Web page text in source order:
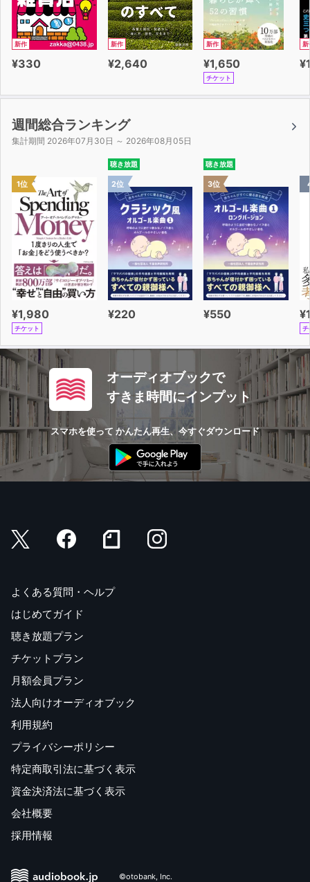
新作
¥330
新作
¥2,640
新作
¥1,650
チケット
新
週間総合ランキング
集計期間 2026年07月30日 ～ 2026年08月05日
1位
¥1,980
チケット
聴き放題
2位
¥220
聴き放題
3位
¥550
チ
オーディオブックで
すきま時間にインプット
スマホを使って かんたん再生、今すぐダウンロード
よくある質問・ヘルプ
はじめてガイド
聴き放題プラン
チケットプラン
月額会員プラン
法人向けオーディオブック
利用規約
プライバシーポリシー
特定商取引法に基づく表示
資金決済法に基づく表示
会社概要
採用情報
©otobank, Inc.